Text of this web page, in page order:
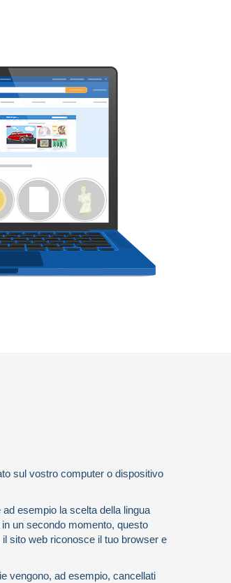
sul vostro computer o dispositivo
esempio la scelta della lingua
un secondo momento, questo
sito web riconosce il tuo browser e
vengono, ad esempio, cancellati